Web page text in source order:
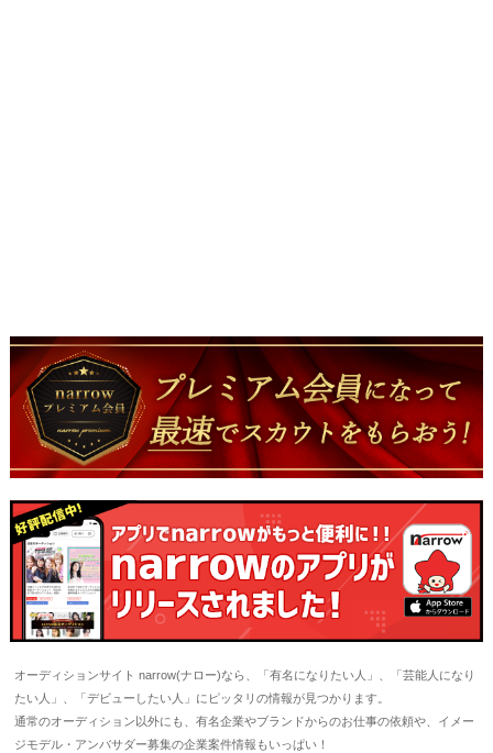
オーディションサイト narrow(ナロー)なら、「有名になりたい人」、「芸能人になり
たい人」、「デビューしたい人」にピッタリの情報が見つかります。
通常のオーディション以外にも、有名企業やブランドからのお仕事の依頼や、イメー
ジモデル・アンバサダー募集の企業案件情報もいっぱい！